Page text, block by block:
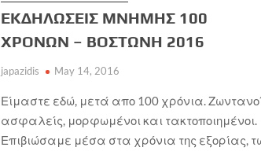
ΕΚΔΗΛΩΣΕΙΣ ΜΝΗΜΗΣ 100
ΧΡΟΝΩΝ – ΒΟΣΤΩΝΗ 2016
japazidis May 14, 2016
Είμαστε εδώ, μετά απο 100 χρόνια.
ασφαλείς, μορφωμένοι και τακτοποιημένοι.
Επιβιώσαμε μέσα στα χρόνια της εξορίας,